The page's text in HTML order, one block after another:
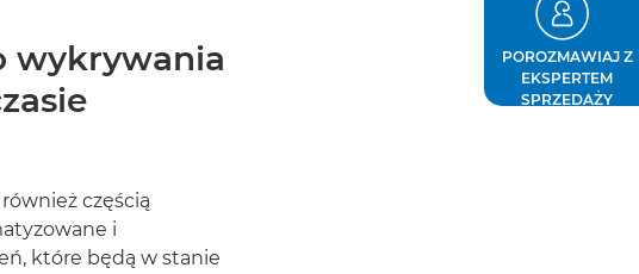
wykrywania
częścią
i
które będą w stanie
POROZMAWIAJ Z
EKSPERTEM
SPRZEDAŻY